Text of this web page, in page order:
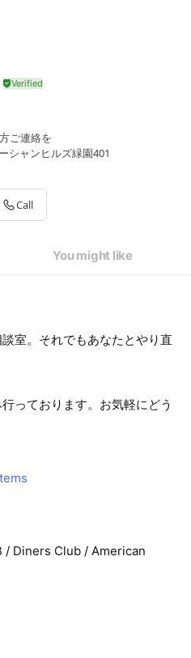
ご連絡を
シャンヒルズ緑園401
Call
You might like
室。それでもあなたとやり直
っております。お気軽にどう
/ Diners Club / American